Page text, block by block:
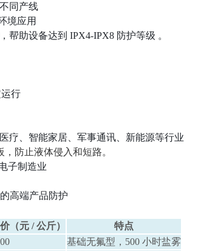
同产线
境应用
帮助设备达到 ‌IPX4-IPX8‌ 防护等级 。
行
疗、智能家居、军事通讯、新能源等行业
防止液体侵入和短路。
子制造业
高端产品防护
（元 / 公斤）
特点
基础无氟型，500 小时盐雾